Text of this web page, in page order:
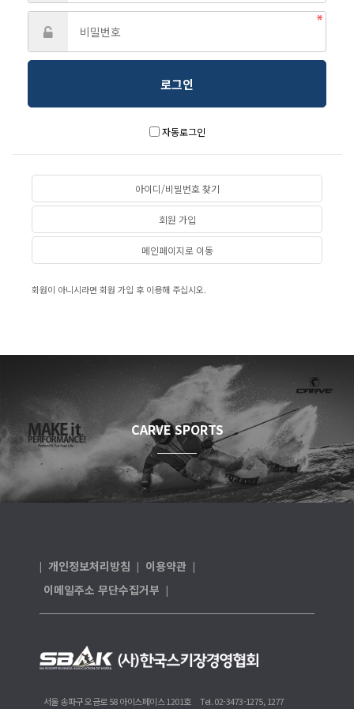
자동로그인
아이디/비밀번호 찾기
회원 가입
메인페이지로 이동
회원이 아니시라면 회원 가입 후 이용해 주십시오.
CARVE SPORTS
| 개인정보처리방침 | 이용약관 |
이메일주소 무단수집거부 |
서울 송파구 오금로 58 아이스페이스 1201호 Tel. 02-3473-1275, 1277